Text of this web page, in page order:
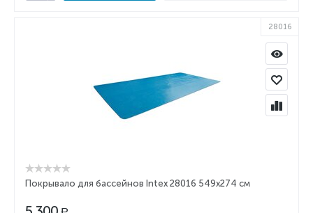
28016
Покрывало для бассейнов Intex 28016 549x274 см